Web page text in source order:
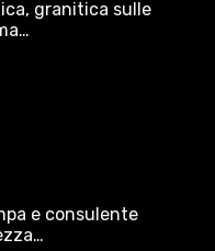
granitica sulle
e consulente